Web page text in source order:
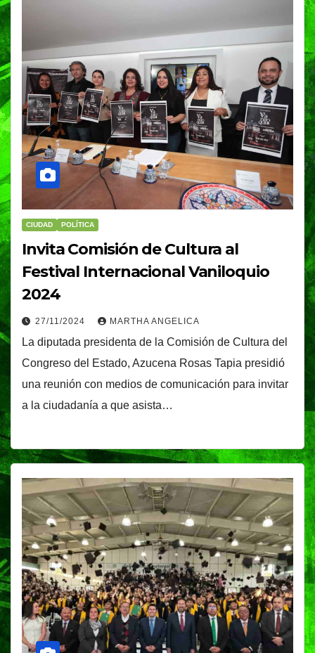
CIUDAD POLÍTICA
Invita Comisión de Cultura al
Festival Internacional Vaniloquio
2024
27/11/2024 MARTHA ANGELICA
La diputada presidenta de la Comisión de Cultura del
Congreso del Estado, Azucena Rosas Tapia presidió
una reunión con medios de comunicación para invitar
a la ciudadanía a que asista…